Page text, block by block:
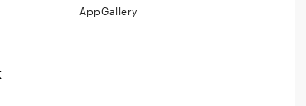
AppGallery